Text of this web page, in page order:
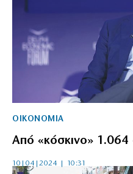
ΟΙΚΟΝΟΜΙΑ
Από «κόσκινο»
10|04|2024 | 10:31